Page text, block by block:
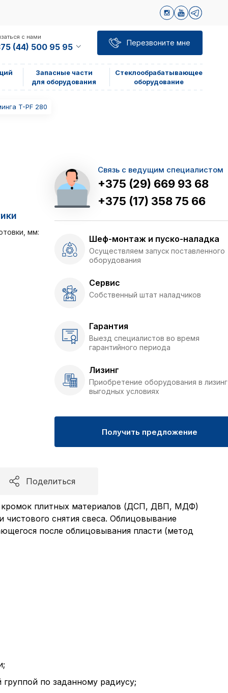
с нами
(44) 500 95 95 Перезвоните мне
Запасные части
для оборудования
Стеклообрабатывающее
оборудование
T-PF 280
мм:
Связь с ведущим специалистом
+375 (29) 669 93 68
+375 (17) 358 75 66
Шеф-монтаж и пуско-наладка
Осуществляем запуск поставленного
оборудования
Сервис
Собственный штат наладчиков
Гарантия
Выезд специалистов во время
гарантийного периода
Лизинг
Приобретение оборудования в
выгодных условиях
Получить предложение
Поделиться
кромок плитных материалов (ДСП, ДВП, МДФ)
снятия свеса. Облицовывание
после облицовывания пласти (метод
по заданному радиусу;